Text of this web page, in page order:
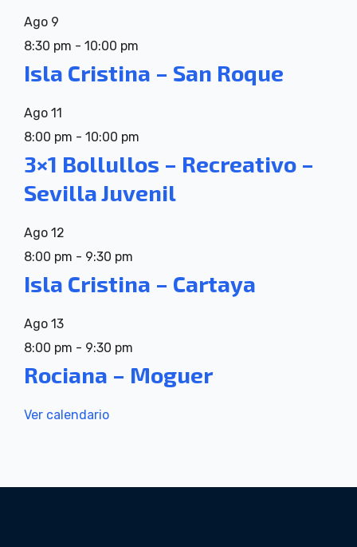
Ago 9
8:30 pm - 10:00 pm
Isla Cristina – San Roque
Ago 11
8:00 pm - 10:00 pm
3×1 Bollullos – Recreativo –
Sevilla Juvenil
Ago 12
8:00 pm - 9:30 pm
Isla Cristina – Cartaya
Ago 13
8:00 pm - 9:30 pm
Rociana – Moguer
Ver calendario